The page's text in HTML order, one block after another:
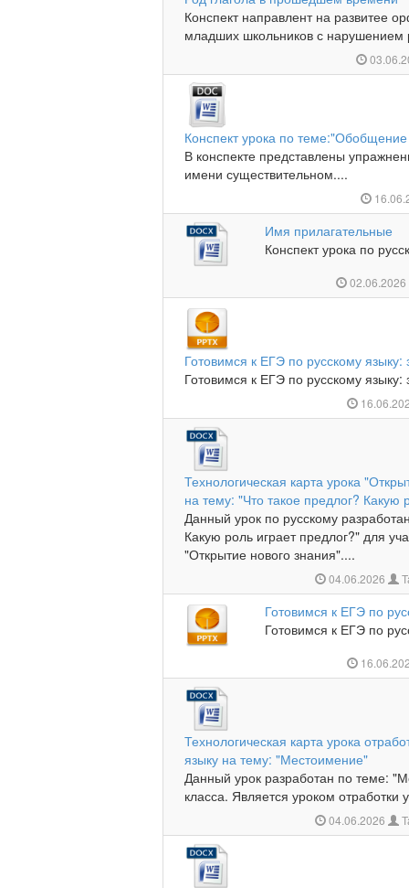
Конспект направлент на развитее
младших школьников с нарушением
Конспект урока по
В конспекте представлены
имени существительном....
Имя прилагательные
Конспект урока по
02.06.2026
Готовимся к ЕГЭ по русскому
Готовимся к ЕГЭ по русскому
Технологическая карта урока
на тему: "Что такое предлог? Какую
Данный урок по русскому
Какую роль играет предлог?" для
"Открытие нового знания"....
04.06.2026
Готовимся к ЕГЭ по
Готовимся к ЕГЭ по
Технологическая карта урока
языку на тему: "Местоимение"
Данный урок разработан по теме:
класса. Является уроком
04.06.2026